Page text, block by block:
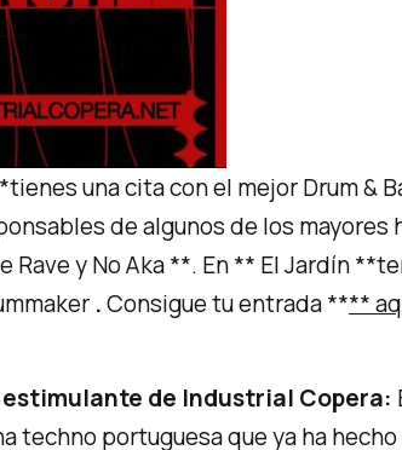
una cita con el mejor Drum &
de algunos de los
y No Aka **. En ** El Jardín
.Consigue tu entrada ****
de Industrial Copera:
techno portuguesa que ya ha